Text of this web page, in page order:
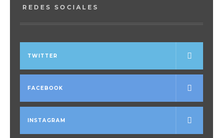
REDES SOCIALES
TWITTER
FACEBOOK
INSTAGRAM